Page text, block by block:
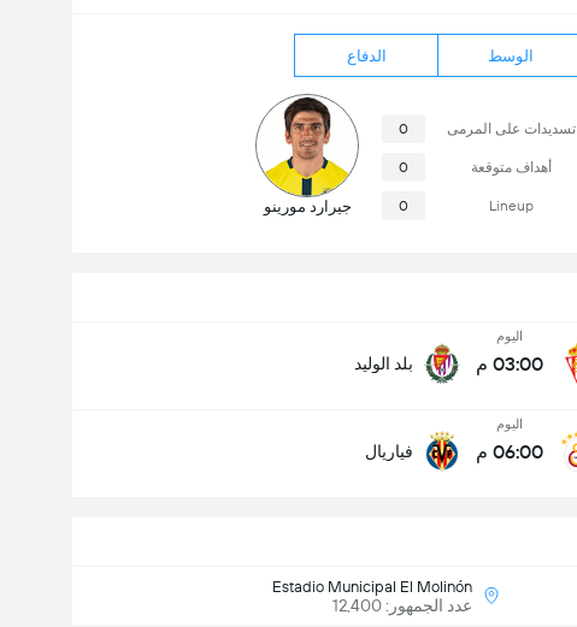
اليوم
03:00 م بلد الوليد
اليوم
06:00 م فياريال
الوسط الدفاع
تسديدات على المرمى 0
أهداف متوقعة 0
Lineup
0 جيرارد مورينو
Estadio Municipal El Molinón
عدد الجمهور: 12,400